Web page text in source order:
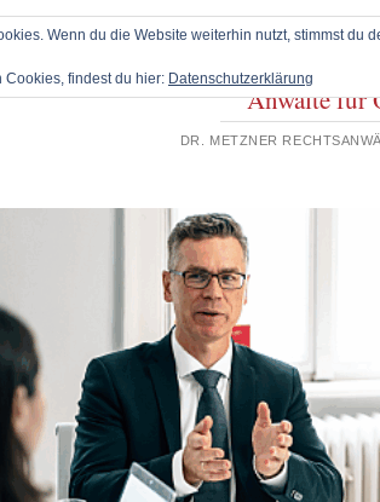
Anwälte für
DR. METZNER
Wenn du die Website weiterhin nutzt, stimmst du
findest du hier: Datenschutzerklärung